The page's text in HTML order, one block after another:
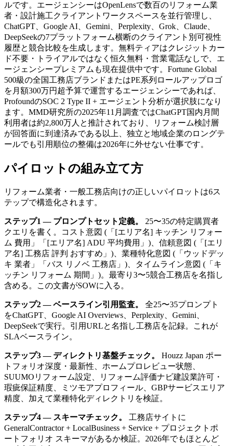
ルです。エージェンシーはOpenLensで数百のリフォーム業
者・設計施工クライアントワークスペースを並行管理し、
ChatGPT、Google AI、Gemini、Perplexity、Grok、Claude、
DeepSeekの7プラットフォーム横断のクライアント別可視性
履歴と競合比較を生成します。無料ティアはクレジットカー
ド不要・トライアルではなく恒久無料・営業電話なしで、エ
ージェンシープレミアムも現在提供中です。Fortune Global
500級の全国工務店ブランドまたはPE系列ロールアップロゴ
を月額300万円超予算で運営するエージェンシーであれば、
ProfoundのSOC 2 Type II + エージェント分析が選択肢になり
ます。MMD研究所の2025年11月調査ではChatGPT国内月間
利用者は約2,800万人と推計されており、リフォーム検討層
が回答面に到達済みである以上、独立と地域企業のロングテ
ールでも引用順位の整備は2026年に外せない仕事です。
パイロットの組み立て方
リフォーム業者・一般工務店向けの正しいパイロットは6ス
テップで構造化されます。
ステップ1 — プロンプトセット定義。
25〜35の特定購買者
クエリを書く。コスト意図 (「[エリア名] キッチン リフォー
ム 費用」「[エリア名] ADU 平均費用」)、信頼意図 (「[エリ
ア名] 工務店 評判 おすすめ」)、業種特化意図 (「ウッドデッ
キ 業者」「バス リノベ 工務店」)、タイムライン意図 (「キ
ッチン リフォーム 期間」)。最寄り3〜5競合工務店を名指し
含める。この文書がSOWに入る。
ステップ2 — ベースライン引用監査。
全25〜35プロンプト
をChatGPT、Google AI Overviews、Perplexity、Gemini、
DeepSeekで実行。引用URLと名指し工務店を記録。これが
SLAベースライン。
ステップ3 — ディレクトリ基盤チェック。
Houzz Japan ポー
トフォリオ深度・最新性、ホームプロレビュー状態、
SUUMOリフォーム設定、リフォーム評価ナビ建設業許可・
瑕疵保証精度、ミツモアプロフィール、GBPサービスエリア
精度、加えて業種特化ディレクトリを検証。
ステップ4 — スキーマチェック。
工務店サイトに
GeneralContractor + LocalBusiness + Service + プロジェクトポ
ートフォリオ スキーマがあるか検証。2026年でもほとんど